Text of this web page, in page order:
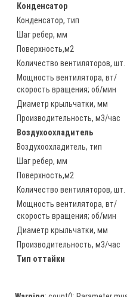
Конденсатор
Конденсатор, тип
Шаг ребер, мм
Поверхность,м2
Количество вентиляторов, шт.
Мощность вентилятора, вт/
скорость вращения; об/мин
Диаметр крыльчатки, мм
Производительность, м3/час
Воздухоохладитель
Воздухоохладитель, тип
Шаг ребер, мм
Поверхность,м2
Количество вентиляторов, шт.
Мощность вентилятора, вт/
скорость вращения; об/мин
Диаметр крыльчатки, мм
Производительность, м3/час
Тип оттайки